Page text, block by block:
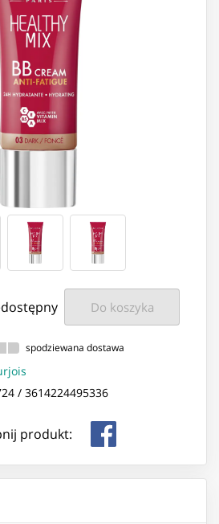
Do koszyka
spodziewana dostawa
/ 3614224495336
produkt: